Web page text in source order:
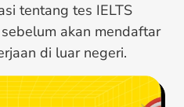
tentang tes IELTS
akan mendaftar
di luar negeri.